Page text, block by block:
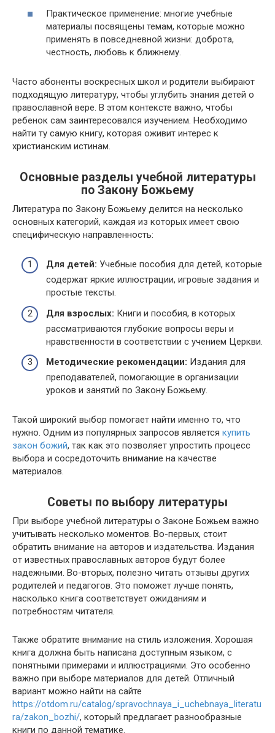
Практическое применение: многие учебные
материалы посвящены темам, которые можно
применять в повседневной жизни: доброта,
честность, любовь к ближнему.
Часто абоненты воскресных школ и родители выбирают
подходящую литературу, чтобы углубить знания детей о
православной вере. В этом контексте важно, чтобы
ребенок сам заинтересовался изучением. Необходимо
найти ту самую книгу, которая оживит интерес к
христианским истинам.
Основные разделы учебной литературы
по Закону Божьему
Литература по Закону Божьему делится на несколько
основных категорий, каждая из которых имеет свою
специфическую направленность:
Для детей: Учебные пособия для детей, которые
содержат яркие иллюстрации, игровые задания и
простые тексты.
Для взрослых: Книги и пособия, в которых
рассматриваются глубокие вопросы веры и
нравственности в соответствии с учением Церкви.
Методические рекомендации: Издания для
преподавателей, помогающие в организации
уроков и занятий по Закону Божьему.
Такой широкий выбор помогает найти именно то, что
нужно. Одним из популярных запросов является купить
закон божий, так как это позволяет упростить процесс
выбора и сосредоточить внимание на качестве
материалов.
Советы по выбору литературы
При выборе учебной литературы о Законе Божьем важно
учитывать несколько моментов. Во-первых, стоит
обратить внимание на авторов и издательства. Издания
от известных православных авторов будут более
надежными. Во-вторых, полезно читать отзывы других
родителей и педагогов. Это поможет лучше понять,
насколько книга соответствует ожиданиям и
потребностям читателя.
Также обратите внимание на стиль изложения. Хорошая
книга должна быть написана доступным языком, с
понятными примерами и иллюстрациями. Это особенно
важно при выборе материалов для детей. Отличный
вариант можно найти на сайте
https://otdom.ru/catalog/spravochnaya_i_uchebnaya_literatu
ra/zakon_bozhi/, который предлагает разнообразные
книги по данной тематике.